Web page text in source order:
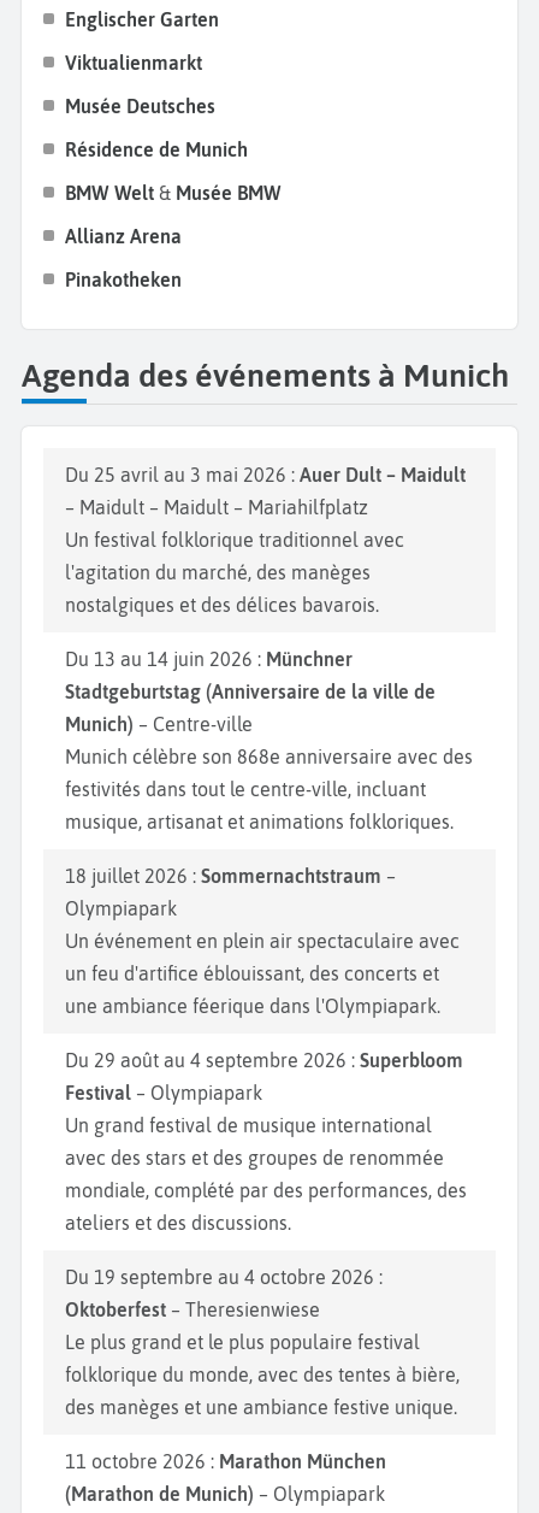
une visite de l’Allianz Arena
Bayern Munich, reconnaissable à sa façade
illuminée. Si vous hésitez sur la période, nous vous
mois d’octobre. Vous pourrez ainsi assister à
l’Oktoberfest , la fête de la bière qui attire chaque
année pas moins de 6 millions de touristes. Cela
Bavière.
Englischer Garten
Viktualienmarkt
Musée Deutsches
Résidence de Munich
BMW Welt & Musée BMW
Allianz Arena
Pinakotheken
Agenda des événements à Munich
Du 25 avril au 3 mai 2026 : Auer Dult – Maidult
– Maidult – Maidult – Mariahilfplatz
Un festival folklorique traditionnel avec
l'agitation du marché, des manèges
nostalgiques et des délices bavarois.
Du 13 au 14 juin 2026 : Münchner
Stadtgeburtstag (Anniversaire de la ville de
Munich) – Centre-ville
Munich célèbre son 868e anniversaire avec des
festivités dans tout le centre-ville, incluant
musique, artisanat et animations folkloriques.
18 juillet 2026 : Sommernachtstraum –
Olympiapark
Un événement en plein air spectaculaire avec
un feu d'artifice éblouissant, des concerts et
une ambiance féerique dans l'Olympiapark.
Du 29 août au 4 septembre 2026 : Superbloom
Festival – Olympiapark
Un grand festival de musique international
avec des stars et des groupes de renommée
mondiale, complété par des performances, des
ateliers et des discussions.
Du 19 septembre au 4 octobre 2026 :
Oktoberfest – Theresienwiese
Le plus grand et le plus populaire festival
folklorique du monde, avec des tentes à bière,
des manèges et une ambiance festive unique.
11 octobre 2026 : Marathon München
(Marathon de Munich) – Olympiapark